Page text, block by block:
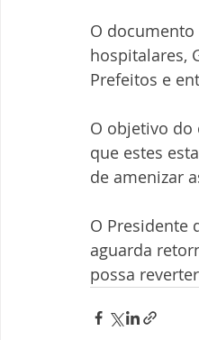
O
hospitalares,
Prefeitos e
O objetivo
que estes
de amenizar
O Presidente
aguarda
possa